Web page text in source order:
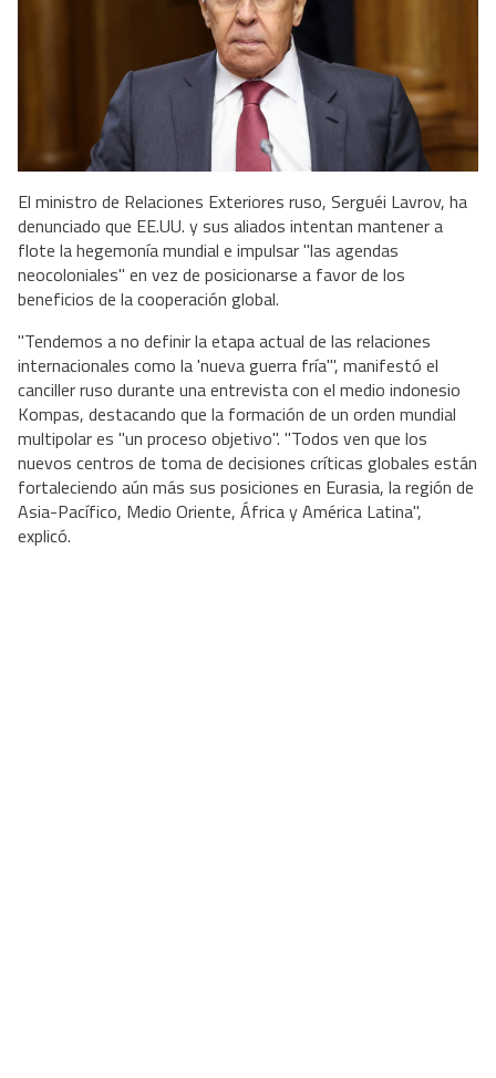
El ministro de Relaciones Exteriores ruso, Serguéi Lavrov, ha
denunciado que EE.UU. y sus aliados intentan mantener a
flote la hegemonía mundial e impulsar "las agendas
neocoloniales" en vez de posicionarse a favor de los
beneficios de la cooperación global.
"Tendemos a no definir la etapa actual de las relaciones
internacionales como la 'nueva guerra fría'", manifestó el
canciller ruso durante una entrevista con el medio indonesio
Kompas, destacando que la formación de un orden mundial
multipolar es "un proceso objetivo". "Todos ven que los
nuevos centros de toma de decisiones críticas globales están
fortaleciendo aún más sus posiciones en Eurasia, la región de
Asia-Pacífico, Medio Oriente, África y América Latina",
explicó.